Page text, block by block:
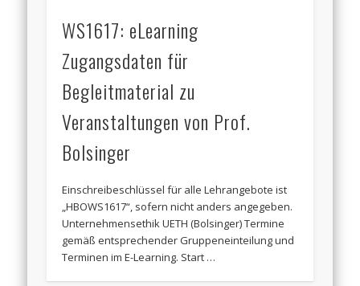
WS1617: eLearning
Zugangsdaten für
Begleitmaterial zu
Veranstaltungen von Prof.
Bolsinger
Einschreibeschlüssel für alle Lehrangebote ist
„HBOWS1617“, sofern nicht anders angegeben.
Unternehmensethik UETH (Bolsinger) Termine
gemäß entsprechender Gruppeneinteilung und
Terminen im E-Learning. Start …